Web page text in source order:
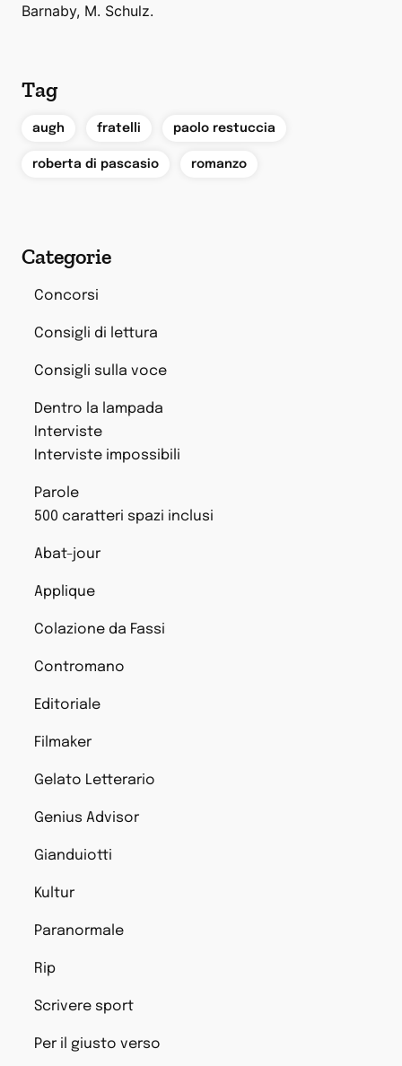
Barnaby, M. Schulz.
Tag
augh fratelli paolo restuccia
roberta di pascasio romanzo
Categorie
Concorsi
Consigli di lettura
Consigli sulla voce
Dentro la lampada
Interviste
Interviste impossibili
Parole
500 caratteri spazi inclusi
Abat-jour
Applique
Colazione da Fassi
Contromano
Editoriale
Filmaker
Gelato Letterario
Genius Advisor
Gianduiotti
Kultur
Paranormale
Rip
Scrivere sport
Per il giusto verso